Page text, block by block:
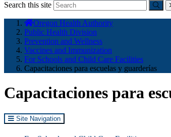
Search this site
here:
Oregon Health Authority
Public Health Division
Prevention and Wellness
Vaccines and Immunization
For Schools and Child Care Facilities
Capacitaciones para escuelas y guarderías
Capacitaciones para
Site Navigation